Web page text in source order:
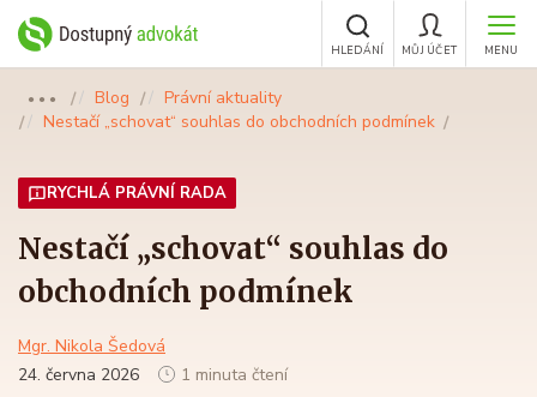
MENU
MŮJ ÚČET
HLEDÁNÍ
●●● Blog
Právní aktuality
Nestačí „schovat“ souhlas do obchodních podmínek
RYCHLÁ PRÁVNÍ RADA
Nestačí „schovat“ souhlas do
obchodních podmínek
Mgr. Nikola Šedová
24. června 2026
1 minuta čtení